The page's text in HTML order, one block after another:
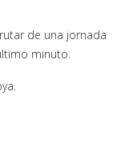
de una jornada
minuto.